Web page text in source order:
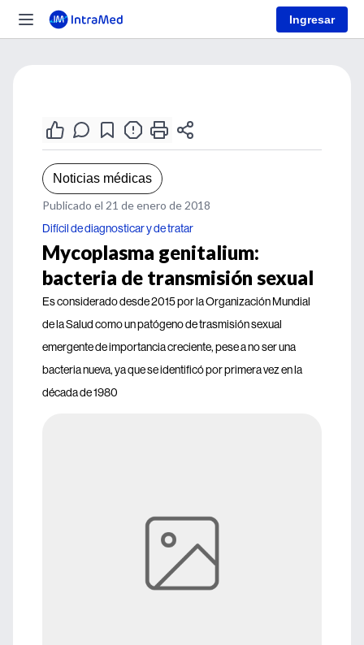
Ingresar
Noticias médicas
Publicado el 21 de enero de 2018
Difícil de diagnosticar y de tratar
Mycoplasma genitalium:
bacteria de transmisión sexual
Es considerado desde 2015 por la Organización Mundial
de la Salud como un patógeno de trasmisión sexual
emergente de importancia creciente, pese a no ser una
bacteria nueva, ya que se identificó por primera vez en la
década de 1980